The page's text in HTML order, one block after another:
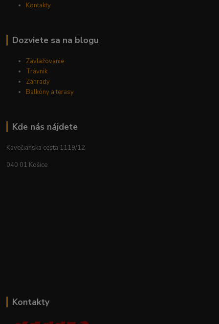
Kontakty
Dozviete sa na blogu
Zavlažovanie
Trávnik
Záhrady
Balkóny a terasy
Kde nás nájdete
Kavečianska cesta 1119/12
040 01 Košice
Kontakty